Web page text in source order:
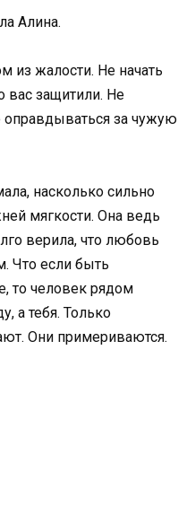
Алина.
из жалости. Не начать
вас защитили. Не
за чужую
насколько сильно
мягкости. Она ведь
верила, что любовь
Что если быть
то человек рядом
а тебя. Только
Они примериваются.